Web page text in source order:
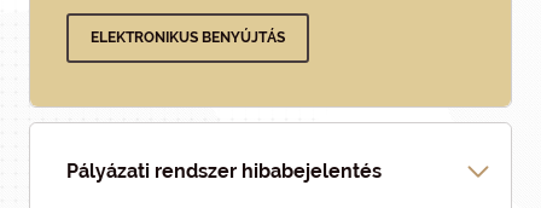
ELEKTRONIKUS BENYÚJTÁS
Pályázati rendszer hibabejelentés